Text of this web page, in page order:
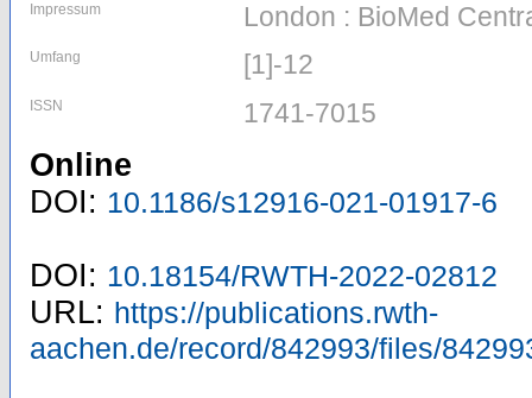
Impressum London : BioMed
Umfang [1]-12
ISSN 1741-7015
Online
DOI: 10.1186/s12916-021-01917-6
DOI: 10.18154/RWTH-2022-02812
URL: https://publications.rwth-
aachen.de/record/842993/files/